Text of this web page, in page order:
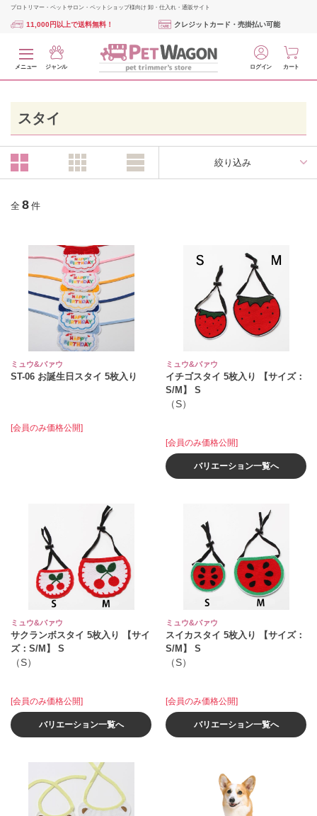
プロトリマー・ペットサロン・ペットショップ様向け 卸・仕入れ・通販サイト
11,000円以上で送料無料！ クレジットカード・売掛払い可能
メニュー ジャンル ログイン カート
スタイ
絞り込み
全 8 件
ミュウ&バァウ
ST-06 お誕生日スタイ 5枚入り
[会員のみ価格公開]
ミュウ&バァウ
イチゴスタイ 5枚入り 【サイズ：
S/M】 S
（S）
[会員のみ価格公開]
バリエーション一覧へ
ミュウ&バァウ
サクランボスタイ 5枚入り 【サイ
ズ：S/M】 S
（S）
[会員のみ価格公開]
バリエーション一覧へ
ミュウ&バァウ
スイカスタイ 5枚入り 【サイズ：
S/M】 S
（S）
[会員のみ価格公開]
バリエーション一覧へ